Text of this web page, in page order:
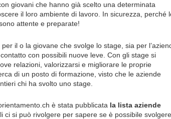
giovani che hanno già scelto una determinata
il loro ambiente di lavoro. In sicurezza, perché
attente e preparate!
per il o la giovane che svolge lo stage, sia per
con possibili nuove leve. Con gli stage si
relazioni, valorizzarsi e migliorare le proprie
di un posto di formazione, visto che le aziende
chi ha svolto uno stage.
è stata pubblicata la lista aziende
ci si può rivolgere per sapere se è possibile svolgere